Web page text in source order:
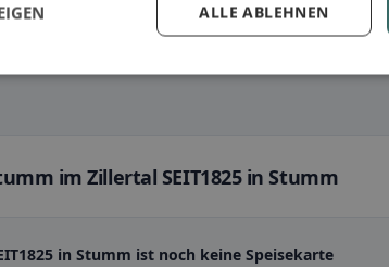
im Zillertal SEIT1825 in Stumm
in Stumm ist noch keine Speisekarte
ALLE ABLEHNEN